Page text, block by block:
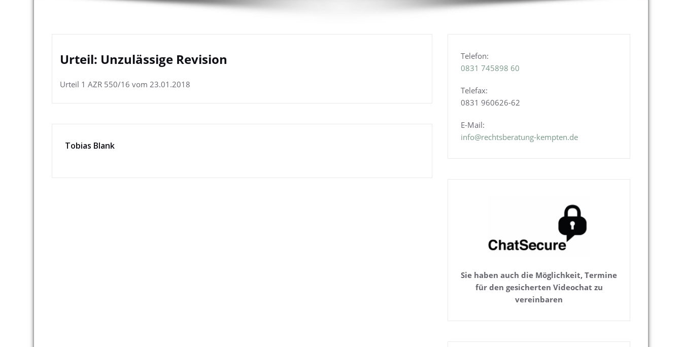
Urteil: Unzulässige Revision
Urteil 1 AZR 550/16 vom 23.01.2018
Tobias Blank
Telefon:
0831 745898 60
Telefax:
0831 960626-62
E-Mail:
info@rechtsberatung-kempten.de
Sie haben auch die Möglichkeit, Termine
für den gesicherten Videochat zu
vereinbaren